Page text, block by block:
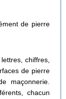
de pierre
chiffres,
de pierre
maçonnerie.
chacun